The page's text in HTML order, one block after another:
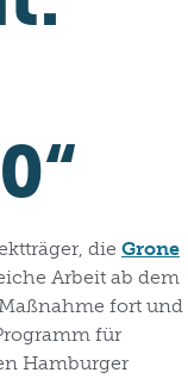
die Grone
Arbeit ab dem
fort und
für
Hamburger